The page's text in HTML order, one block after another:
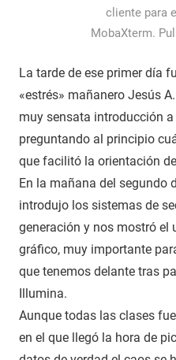
cliente para
MobaXterm.
La tarde de ese primer día
«estrés» mañanero Jesús
muy sensata introducción
preguntando al principio
que facilitó la orientación
En la mañana del segundo
introdujo los sistemas de
generación y nos mostró el
gráfico, muy importante
que tenemos delante tras
Illumina.
Aunque todas las clases
en el que llegó la hora de